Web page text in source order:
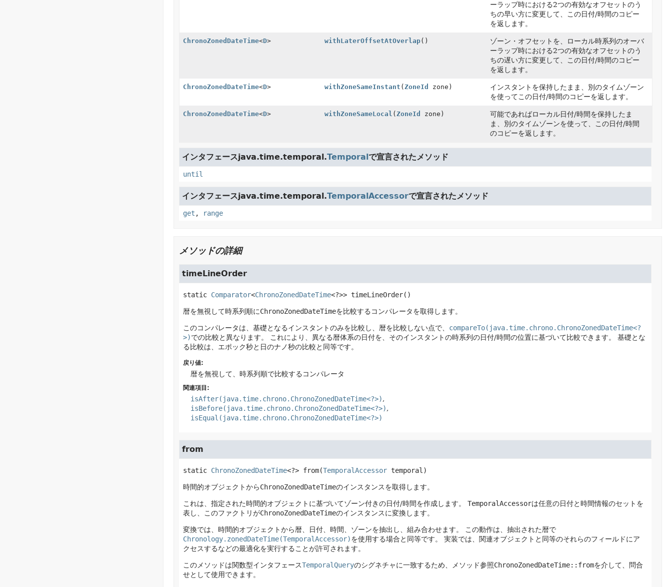
ーラップ時における2つの有効なオフセットのう
ちの早い方に変更して、この日付/時間のコピー
を返します。
ChronoZonedDateTime<D> withLaterOffsetAtOverlap()
ゾーン・オフセットを、ローカル時系列のオーバ
ーラップ時における2つの有効なオフセットのう
ちの遅い方に変更して、この日付/時間のコピー
を返します。
ChronoZonedDateTime<D> withZoneSameInstant (ZoneId zone)
インスタントを保持したまま、別のタイムゾーン
を使ってこの日付/時間のコピーを返します。
ChronoZonedDateTime<D> withZoneSameLocal (ZoneId zone)
可能であればローカル日付/時間を保持したま
ま、別のタイムゾーンを使って、この日付/時間
のコピーを返します。
インタフェースjava.time.temporal.Temporalで宣言されたメソッド
until
インタフェースjava.time.temporal.TemporalAccessorで宣言されたメソッド
get , range
メソッドの詳細
timeLineOrder
static Comparator<ChronoZonedDateTime<?>> timeLineOrder()
暦を無視して時系列順にChronoZonedDateTimeを比較するコンパレータを取得します。
このコンパレータは、基礎となるインスタントのみを比較し、暦を比較しない点で、 compareTo(java.time.chrono.ChronoZonedDateTime<?
>)での比較と異なります。 これにより、異なる暦体系の日付を、そのインスタントの時系列の日付/時間の位置に基づいて比較できます。
基礎とな
る比較は、エポック秒と日のナノ秒の比較と同等です。
戻り値:
暦を無視して、時系列順で比較するコンパレータ
関連項目:
isAfter(java.time.chrono.ChronoZonedDateTime<?>)
isBefore(java.time.chrono.ChronoZonedDateTime<?>)
isEqual(java.time.chrono.ChronoZonedDateTime<?>)
from
static ChronoZonedDateTime<?> from(TemporalAccessor temporal)
時間的オブジェクトからChronoZonedDateTimeのインスタンスを取得します。
これは、指定された時間的オブジェクトに基づいてゾーン付きの日付/時間を作成します。 TemporalAccessorは任意の日付と時間情報のセットを
表し、このファクトリがChronoZonedDateTimeのインスタンスに変換します。
変換では、時間的オブジェクトから暦、日付、時間、ゾーンを抽出し、組み合わせます。
この動作は、抽出された暦で
Chronology.zonedDateTime(TemporalAccessor)を使用する場合と同等です。
実装では、関連オブジェクトと同等のそれらのフィールドにア
クセスするなどの最適化を実行することが許可されます。
このメソッドは関数型インタフェースTemporalQueryのシグネチャに一致するため、メソッド参照ChronoZonedDateTime::fromを介して、問合
せとして使用できます。